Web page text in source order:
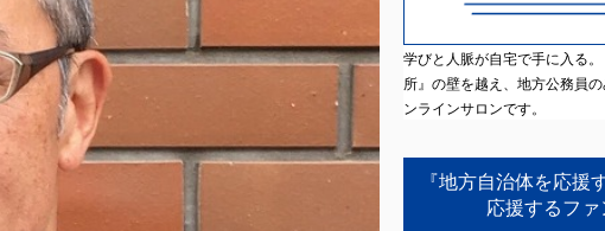
学びと人脈が自宅で手に入る
所』の壁を越え、地方公務員
ンラインサロンです。
『地方自治体を応援
応援するフ